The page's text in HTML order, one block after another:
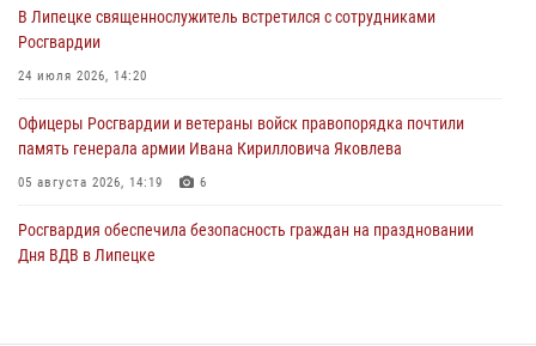
В Липецке священнослужитель встретился с сотрудниками
Росгвардии
24 июля 2026, 14:20
Офицеры Росгвардии и ветераны войск правопорядка почтили
память генерала армии Ивана Кирилловича Яковлева
05 августа 2026, 14:19 6
Росгвардия обеспечила безопасность граждан на праздновании
Дня ВДВ в Липецке